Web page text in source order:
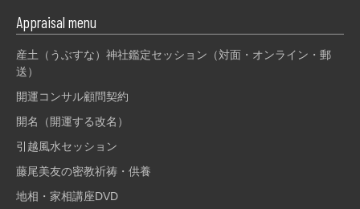
Appraisal menu
産土（うぶすな）神社鑑定セッション（対面・オンライン・郵
送）
開運コンサル顧問契約
開名（開運する改名）
引越風水セッション
藤尾美友の密教祈祷・供養
地相・家相講座DVD